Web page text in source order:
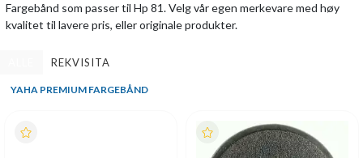
Fargebånd som passer til Hp 81. Velg vår egen merkevare med høy
kvalitet til lavere pris, eller originale produkter.
REKVISITA
YAHA PREMIUM FARGEBÅND